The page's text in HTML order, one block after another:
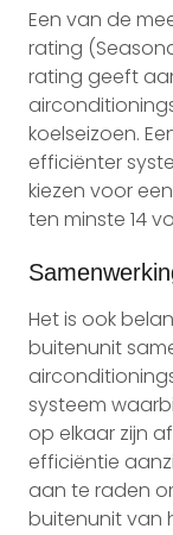
Een van de
rating
rating geeft
koelseizoen.
efficiënter
kiezen voor
ten minste 14
Het is ook
buitenunit
systeem
op elkaar zijn
efficiëntie
aan te raden
buitenunit van